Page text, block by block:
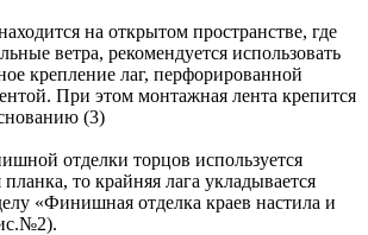
на открытом пространстве, где
ветра, рекомендуется использовать
крепление лаг, перфорированной
При этом монтажная лента крепится
(3)
отделки торцов используется
планка, то крайняя лага укладывается
«Финишная отделка краев настила и